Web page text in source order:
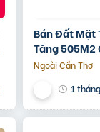
Bán Đất Mặt
Tăng 505M2
Ngoài Cần Thơ
1 tháng